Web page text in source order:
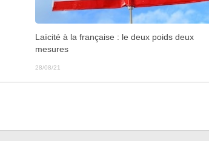
Laïcité à la française : le deux poids deux
mesures
28/08/21